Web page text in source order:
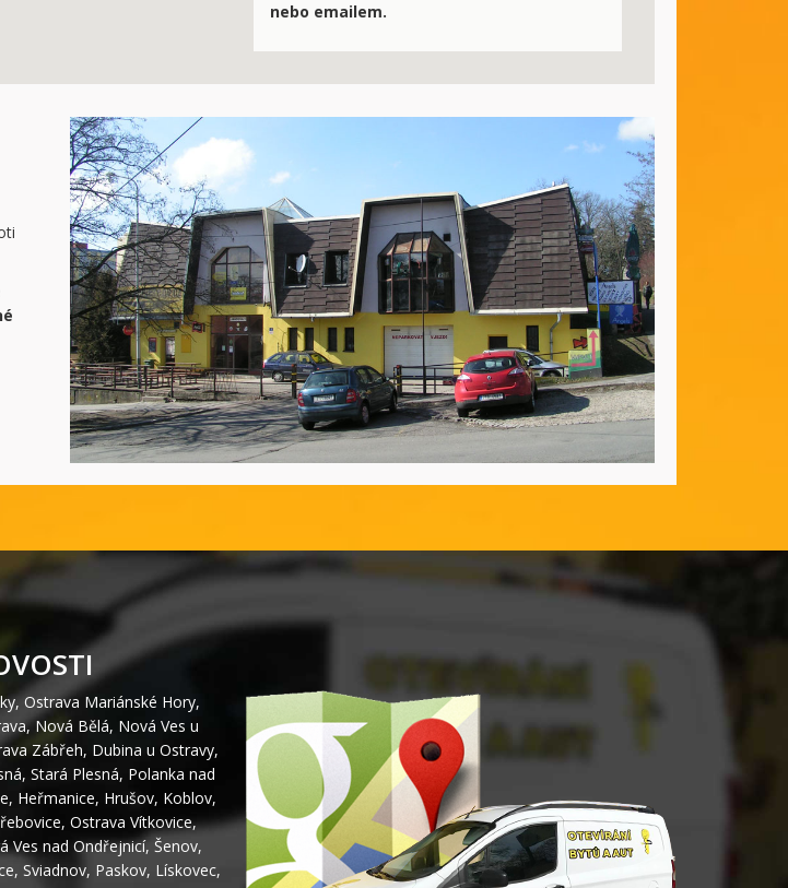
nebo emailem.
, Ostrava Mariánské Hory,
,Nová Bělá, Nová Ves u
Zábřeh, Dubina u Ostravy,
, Stará Plesná, Polanka nad
, Heřmanice, Hrušov, Koblov,
, Ostrava Vítkovice,
Ves nad Ondřejnicí, Šenov,
, Sviadnov, Paskov, Lískovec,